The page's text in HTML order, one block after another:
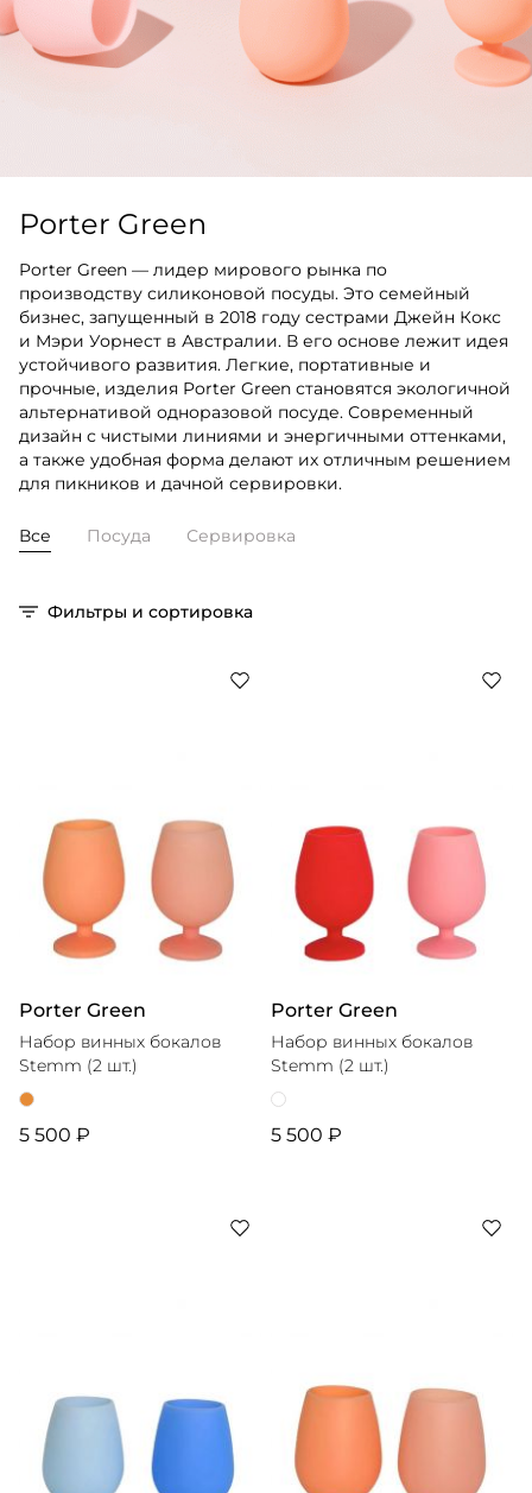
Porter Green
Porter Green — лидер мирового рынка по
производству силиконовой посуды. Это семейный
бизнес, запущенный в 2018 году сестрами Джейн Кокс
и Мэри Уорнест в Австралии. В его основе лежит идея
устойчивого развития. Легкие, портативные и
прочные, изделия Porter Green становятся экологичной
альтернативой одноразовой посуде. Современный
дизайн с чистыми линиями и энергичными оттенками,
а также удобная форма делают их отличным решением
для пикников и дачной сервировки.
Все Посуда Сервировка
Фильтры и сортировка
Porter Green
Набор винных бокалов
Stemm (2 шт.)
5 500 ₽
Porter Green
Набор винных бокалов
Stemm (2 шт.)
5 500 ₽